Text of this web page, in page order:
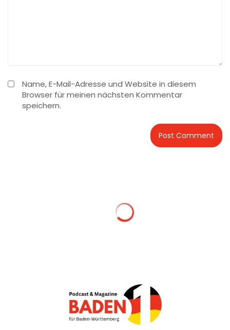
Name, E-Mail-Adresse und Website in diesem
Browser für meinen nächsten Kommentar
speichern.